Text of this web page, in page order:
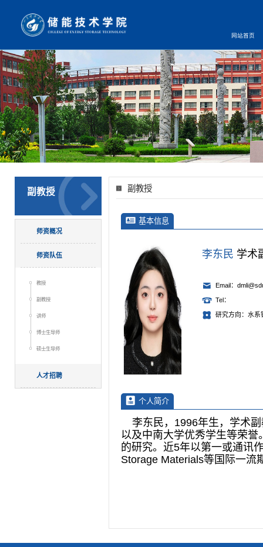
网站首页
副教授
师资概况
师资队伍
教授
副教授
讲师
博士生导师
硕士生导师
人才招聘
副教授
基本信息
李东民 学术
Email：
Tel：
研究方向：水系
个人简介
李东民，1996年生，学术
以及中南大学优秀学生等荣
的研究。近5年以第一或通讯
Storage Materials等国际一流